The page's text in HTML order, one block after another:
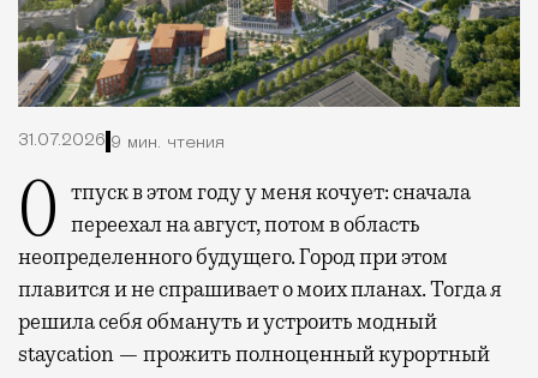
31.07.2026 9 мин. чтения
Отпуск в этом году у меня кочует: сначала переехал на август, потом в область
неопределенного будущего. Город при этом
плавится и не спрашивает о моих планах. Тогда я
решила себя обмануть и устроить модный
staycation — прожить полноценный курортный